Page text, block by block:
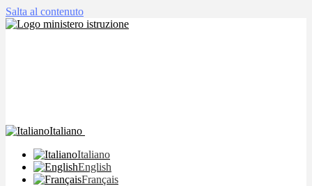
Salta al contenuto
Italiano
Italiano
English
Français